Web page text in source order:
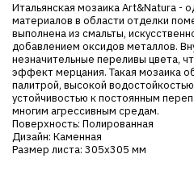
Итальянская мозаика Art&Natura -
материалов в области отделки
выполнена из смальты,
добавлением оксидов металлов.
незначительные переливы цвета,
эффект мерцания. Такая мозаика
палитрой, высокой
устойчивостью к постоянным
многим агрессивным средам.
Поверхность: Полированная
Дизайн: Каменная
Размер листа: 305х305 мм